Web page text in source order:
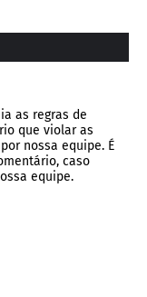
as regras de
que violar as
nossa equipe. É
caso
equipe.